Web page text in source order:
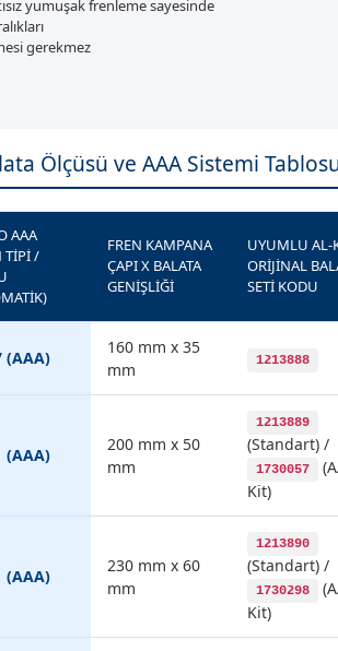
yumuşak frenleme sayesinde
gerekmez
Ölçüsü ve AAA Sistemi
AAA
TIPI /
FREN KAMPANA
ÇAPI X BALATA
GENIŞLIĞI
UYUMLU AL-
ORIJINAL
SETI KODU
(AAA)
160 mm x 35
mm
1213888
(AAA)
200 mm x 50
mm
1213889
(Standart) /
1730057
Kit)
(AAA)
230 mm x 60
mm
1213890
(Standart) /
1730298
Kit)